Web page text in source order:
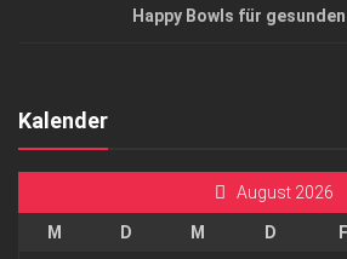
Happy Bowls für
Kalender
August 2026
M D M D F